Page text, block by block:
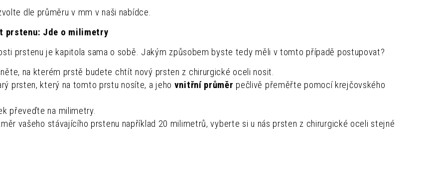
dle průměru v mm v naši nabídce.
Jde o milimetry
prstenu je kapitola sama o sobě. Jakým způsobem byste tedy měli v tomto případě postupovat?
na kterém prstě budete chtít nový prsten z chirurgické oceli nosit.
prsten, který na tomto prstu nosíte, a jeho vnitřní průměr pečlivě přeměřte pomocí krejčovského
převeďte na milimetry.
vašeho stávajícího prstenu například 20 milimetrů, vyberte si u nás prsten z chirurgické oceli stejné